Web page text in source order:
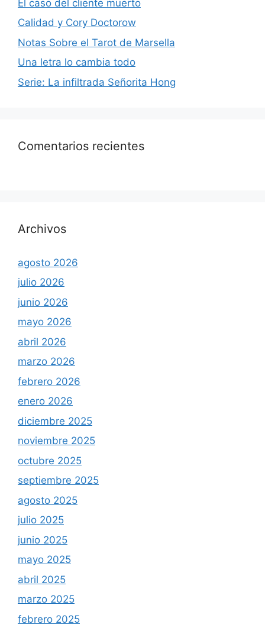
El caso del cliente muerto
Calidad y Cory Doctorow
Notas Sobre el Tarot de Marsella
Una letra lo cambia todo
Serie: La infiltrada Señorita Hong
Comentarios recientes
Archivos
agosto 2026
julio 2026
junio 2026
mayo 2026
abril 2026
marzo 2026
febrero 2026
enero 2026
diciembre 2025
noviembre 2025
octubre 2025
septiembre 2025
agosto 2025
julio 2025
junio 2025
mayo 2025
abril 2025
marzo 2025
febrero 2025